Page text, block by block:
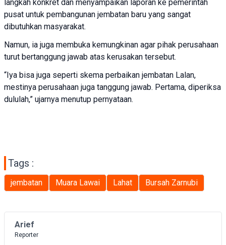
langkah konkret dan menyampaikan laporan ke pemerintah
pusat untuk pembangunan jembatan baru yang sangat
dibutuhkan masyarakat.
Namun, ia juga membuka kemungkinan agar pihak perusahaan
turut bertanggung jawab atas kerusakan tersebut.
“Iya bisa juga seperti skema perbaikan jembatan Lalan,
mestinya perusahaan juga tanggung jawab. Pertama, diperiksa
dululah,” ujarnya menutup pernyataan.
Tags :
jembatan Muara Lawai Lahat Bursah Zarnubi
Arief
Reporter